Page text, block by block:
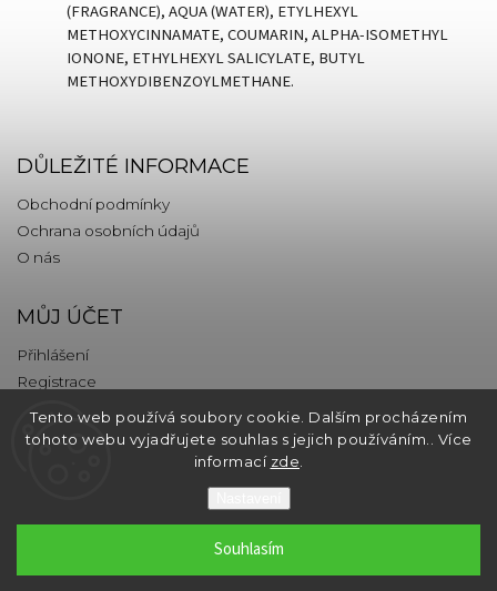
Tento web používá soubory cookie. Dalším procházením
tohoto webu vyjadřujete souhlas s jejich používáním.. Více
informací zde
Souhlasím
(FRAGRANCE), AQUA (WATER), ETYLHEXYL
METHOXYCINNAMATE, COUMARIN, ALPHA-ISOMETHYL
IONONE, ETHYLHEXYL SALICYLATE, BUTYL
METHOXYDIBENZOYLMETHANE.
DŮLEŽITÉ INFORMACE
Obchodní podmínky
Ochrana osobních údajů
O nás
MŮJ ÚČET
Přihlášení
Registrace
KONTAKT
thebrands.com. Všechna práva vyhrazena.